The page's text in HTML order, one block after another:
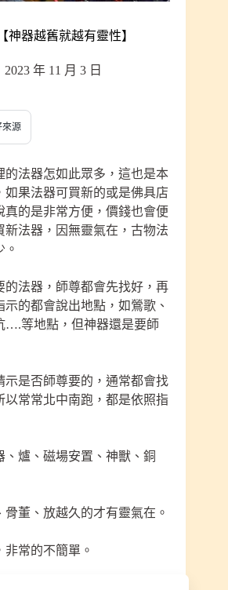
器越舊就越有靈性】
2023 年 11 月 3 日
來源
的法器怎如此眾多，這也是本
如果法器可買新的或是佛具店
真的是非常方便，價錢也會便
新法器，因無靈氣在，古物法
的法器，師尊都會先找好，再
的都會說出地點，如鶯歌、
….等地點，但神器還是要師
示是否師尊要的，通常都會找
以常常北中南跑，都是依照指
、爐、磁場安置、神獸、銅
董、放越久的才有靈氣在。
常的不簡單。